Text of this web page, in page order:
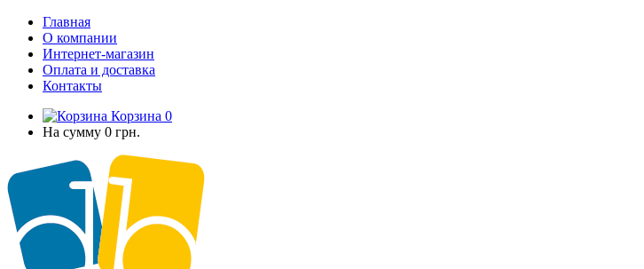
Главная
О компании
Интернет-магазин
Оплата и доставка
Контакты
Корзина 0
На сумму 0 грн.